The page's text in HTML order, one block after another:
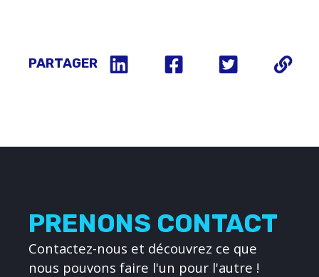
PARTAGER
PRENONS CONTACT
Contactez-nous et découvrez ce que
nous pouvons faire l'un pour l'autre !